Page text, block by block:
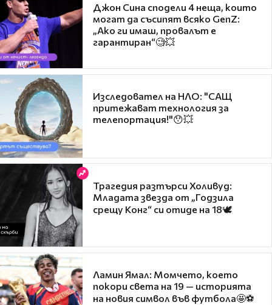
Джон Сина сподели 4 неща, които
могат да съсипят всяко GenZ:
„Ако ги имаш, провалът е
гарантиран“🧐💥
Изследовател на НЛО: "САЩ
притежават технология за
телепортация!"😯💥
Трагедия разтърси Холивуд:
Младата звезда от „Годзила
срещу Конг“ си отиде на 18🕊️
Ламин Ямал: Момчето, което
покори света на 19 — историята
на новия символ във футбола🤩⚽